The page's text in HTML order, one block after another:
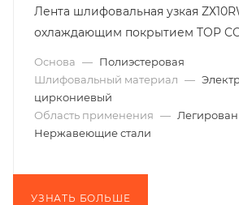
Лента шлифовальная узкая
охлаждающим покрытием TOP
Основа — Полиэстеровая
Шлифовальный материал —
циркониевый
Область применения —
Нержавеющие стали
УЗНАТЬ БОЛЬШЕ